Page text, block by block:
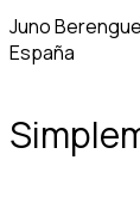
Juno
España